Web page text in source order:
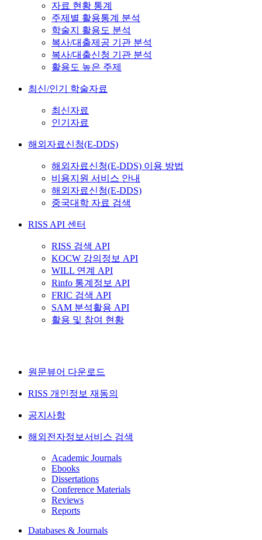
자료 현황 통계
주제별 활용통계 분석
학술지 활용도 분석
복사/대출제공 기관 분석
복사/대출신청 기관 분석
활용도 높은 주제
최신/인기 학술자료
최신자료
인기자료
해외자료신청(E-DDS)
해외자료신청(E-DDS) 이용 방법
비용지원 서비스 안내
해외자료신청(E-DDS)
중국대학 자료 검색
RISS API 센터
RISS 검색 API
KOCW 강의정보 API
WILL 연계 API
Rinfo 통계정보 API
FRIC 검색 API
SAM 분석활용 API
활용 및 참여 현황
원문뷰어 다운로드
RISS 개인정보 재동의
공지사항
해외전자정보서비스 검색
Academic Journals
Ebooks
Dissertations
Conference Materials
Reviews
Reports
Databases & Journals